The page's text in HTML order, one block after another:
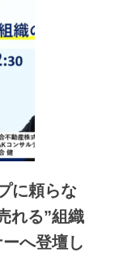
に頼らな
れる”組織
へ登壇し